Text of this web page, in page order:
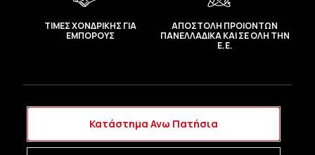
ΤΙΜΕΣ ΧΟΝΔΡΙΚΗΣ ΓΙΑ
ΕΜΠΟΡΟΥΣ
ΑΠΟΣΤΟΛΗ ΠΡΟΙΟΝΤΩΝ
ΠΑΝΕΛΛΑΔΙΚΑ ΚΑΙ ΣΕ ΟΛΗ ΤΗΝ
Ε.Ε.
Κατάστημα Ανω Πατήσια